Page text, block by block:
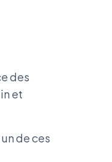
des
et
de ces